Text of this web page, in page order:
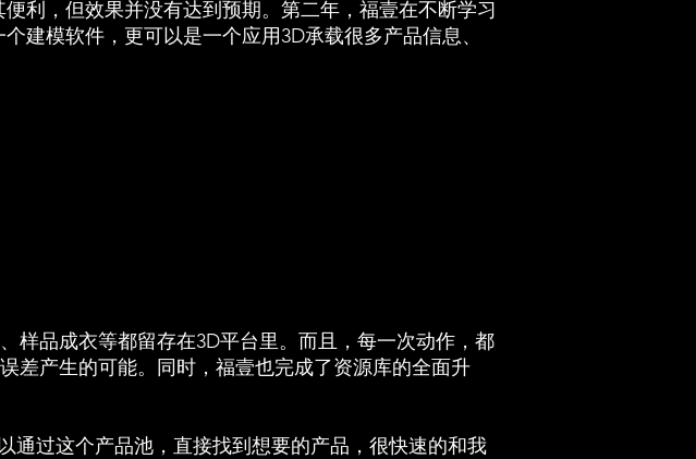
利，但效果并没有达到预期。第二年，福壹在不断学习
建模软件，更可以是一个应用3D承载很多产品信息、
样品成衣等都留存在3D平台里。而且，每一次动作，都
差产生的可能。同时，福壹也完成了资源库的全面升
通过这个产品池，直接找到想要的产品，很快速的和我